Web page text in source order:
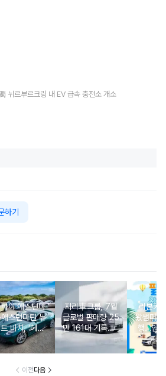
뉘르부르크링 내 EV 급속 충전소 개소
하기
이 애스턴마
애스턴마틴 뉴
비치, ‘헤리
에디션 컬렉
션’ 공개
지리車그룹, 7월
글로벌 판매량 25
만 161대 기록…5
개월 연속 증가세
리본카,
왔썸머’
행…인
증중고
이전다음